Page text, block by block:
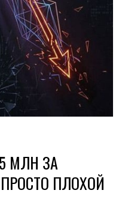
МЛН ЗА
ПЛОХОЙ